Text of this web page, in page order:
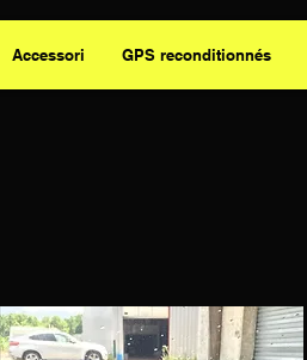
Accessori GPS reconditionnés